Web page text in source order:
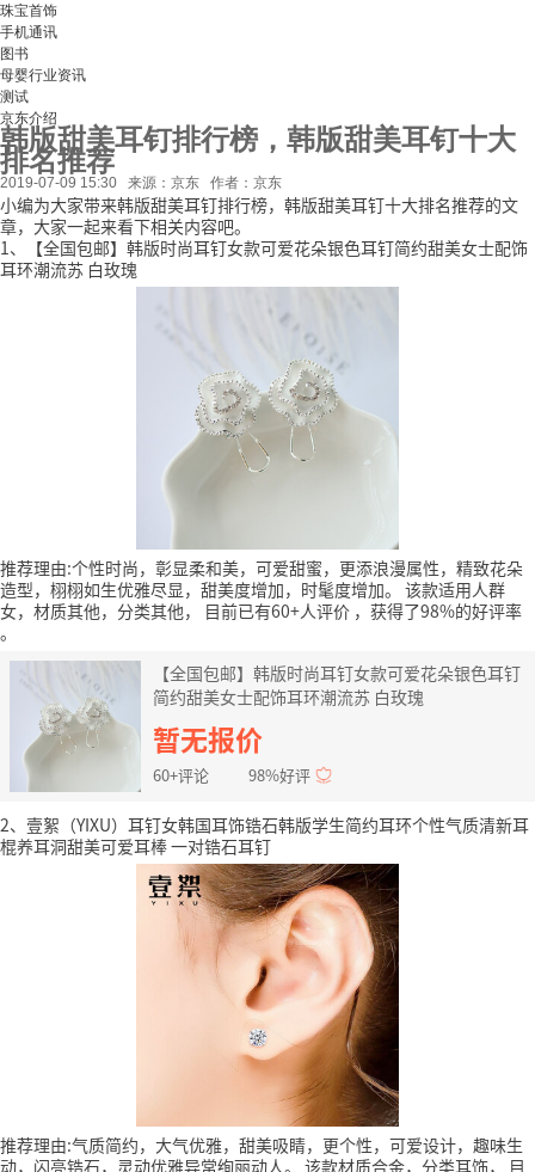
珠宝首饰
手机通讯
图书
母婴行业资讯
测试
京东介绍
韩版甜美耳钉排行榜，韩版甜美耳钉十大
排名推荐
2019-07-09 15:30 来源：京东 作者：京东
小编为大家带来韩版甜美耳钉排行榜，韩版甜美耳钉十大排名推荐的文
章，大家一起来看下相关内容吧。
1、【全国包邮】韩版时尚耳钉女款可爱花朵银色耳钉简约甜美女士配饰
耳环潮流苏 白玫瑰
推荐理由:个性时尚，彰显柔和美，可爱甜蜜，更添浪漫属性，精致花朵
造型，栩栩如生优雅尽显，甜美度增加，时髦度增加。 该款适用人群
女，材质其他，分类其他，
目前已有60+人评价 ，获得了98%的好评率
。
【全国包邮】韩版时尚耳钉女款可爱花朵银色耳钉
简约甜美女士配饰耳环潮流苏 白玫瑰
暂无报价
60+评论 98%好评
2、壹絮（YIXU）耳钉女韩国耳饰锆石韩版学生简约耳环个性气质清新耳
棍养耳洞甜美可爱耳棒 一对锆石耳钉
推荐理由:气质简约，大气优雅，甜美吸睛，更个性，可爱设计，趣味生
动，闪亮锆石，灵动优雅异常绚丽动人。 该款材质合金，分类耳饰， 目